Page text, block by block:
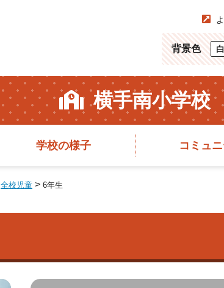
背景色 白
横手南小学校
学校の様子 コミュ
全校児童 > 6年生